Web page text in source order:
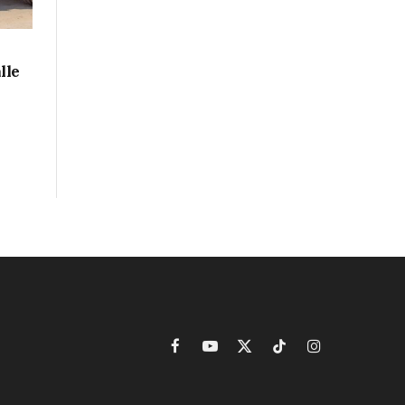
FacebookYouTube
X
TikTokInstagram